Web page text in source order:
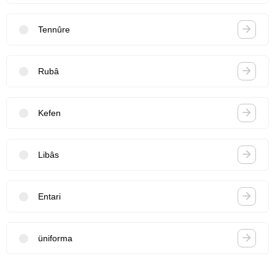
Tennûre
Rubâ
Kefen
Libâs
Entari
üniforma